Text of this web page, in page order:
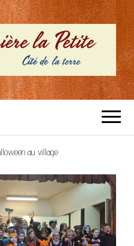
–
LA
au village